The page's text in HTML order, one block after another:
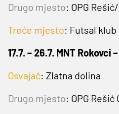
Drugo mjesto: OPG
Treće mjesto: Futsal
17.7. – 26.7. MNT Rokovci
Osvajač: Zlatna dolina
Drugo mjesto: OPG Rešić